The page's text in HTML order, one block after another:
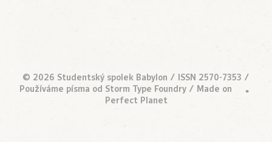
© 2026 Studentský spolek Babylon / ISSN 2570-7353 /
Používáme písma od Storm Type Foundry / Made on
Perfect Planet